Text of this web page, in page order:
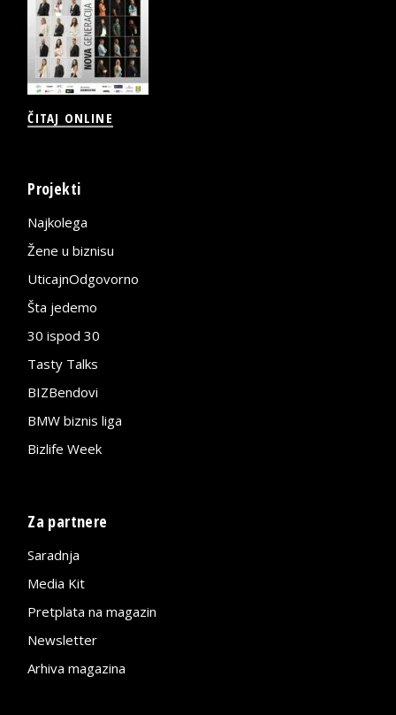
ČITAJ ONLINE
Projekti
Najkolega
Žene u biznisu
UticajnOdgovorno
Šta jedemo
30 ispod 30
Tasty Talks
BIZBendovi
BMW biznis liga
Bizlife Week
Za partnere
Saradnja
Media Kit
Pretplata na magazin
Newsletter
Arhiva magazina